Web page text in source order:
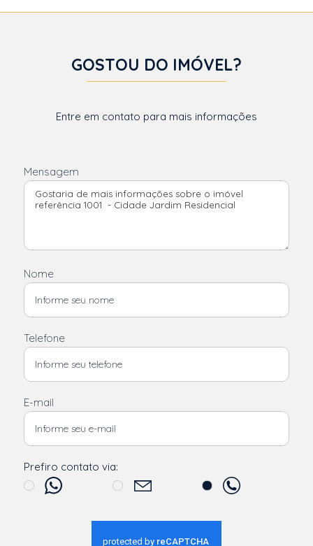
GOSTOU DO IMÓVEL?
Entre em contato para mais informações
Mensagem
Nome
Telefone
E-mail
Prefiro contato via: